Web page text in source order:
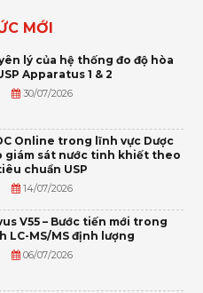
MỚI
lý của hệ thống đo độ hòa
Apparatus 1 & 2
30/07/2026
Online trong lĩnh vực Dược
giám sát nước tinh khiết theo
chuẩn USP
14/07/2026
V55 – Bước tiến mới trong
LC-MS/MS định lượng
06/07/2026